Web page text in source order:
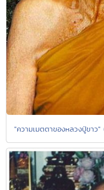
"ความเมตตาของหลวงปู่ขาว